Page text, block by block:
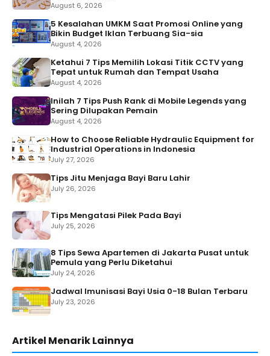
August 6, 2026
5 Kesalahan UMKM Saat Promosi Online yang
Bikin Budget Iklan Terbuang Sia-sia
August 4, 2026
Ketahui 7 Tips Memilih Lokasi Titik CCTV yang
Tepat untuk Rumah dan Tempat Usaha
August 4, 2026
Inilah 7 Tips Push Rank di Mobile Legends yang
Sering Dilupakan Pemain
August 4, 2026
How to Choose Reliable Hydraulic Equipment for
Industrial Operations in Indonesia
July 27, 2026
Tips Jitu Menjaga Bayi Baru Lahir
July 26, 2026
Tips Mengatasi Pilek Pada Bayi
July 25, 2026
8 Tips Sewa Apartemen di Jakarta Pusat untuk
Pemula yang Perlu Diketahui
July 24, 2026
Jadwal Imunisasi Bayi Usia 0-18 Bulan Terbaru
July 23, 2026
Artikel Menarik Lainnya